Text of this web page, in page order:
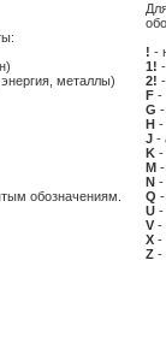
металлы)
обозначениям.
! -
1!
2!
F -
G
H -
J -
K -
M
N -
Q -
U -
V -
X -
Z -